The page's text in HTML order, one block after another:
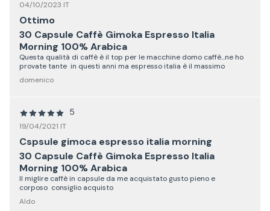
04/10/2023 IT
Ottimo
30 Capsule Caffè Gimoka Espresso Italia
Morning 100% Arabica
Questa qualità di caffè è il top per le macchine domo caffè...ne ho
provate tante in questi anni ma espresso italia è il massimo
domenico
5
19/04/2021 IT
Cspsule gimoca espresso italia morning
30 Capsule Caffè Gimoka Espresso Italia
Morning 100% Arabica
Il miglire caffè in capsule da me acquistato gusto pieno e
corposo consiglio acquisto
Aldo